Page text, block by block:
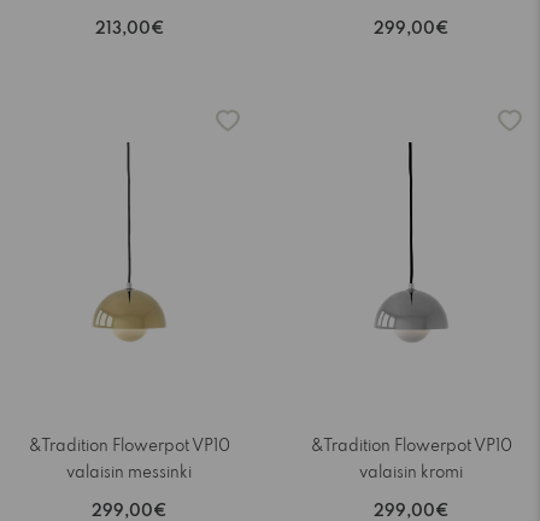
213,00€ 299,00€
&Tradition Flowerpot VP10
valaisin messinki
299,00€
&Tradition Flowerpot VP10
valaisin kromi
299,00€